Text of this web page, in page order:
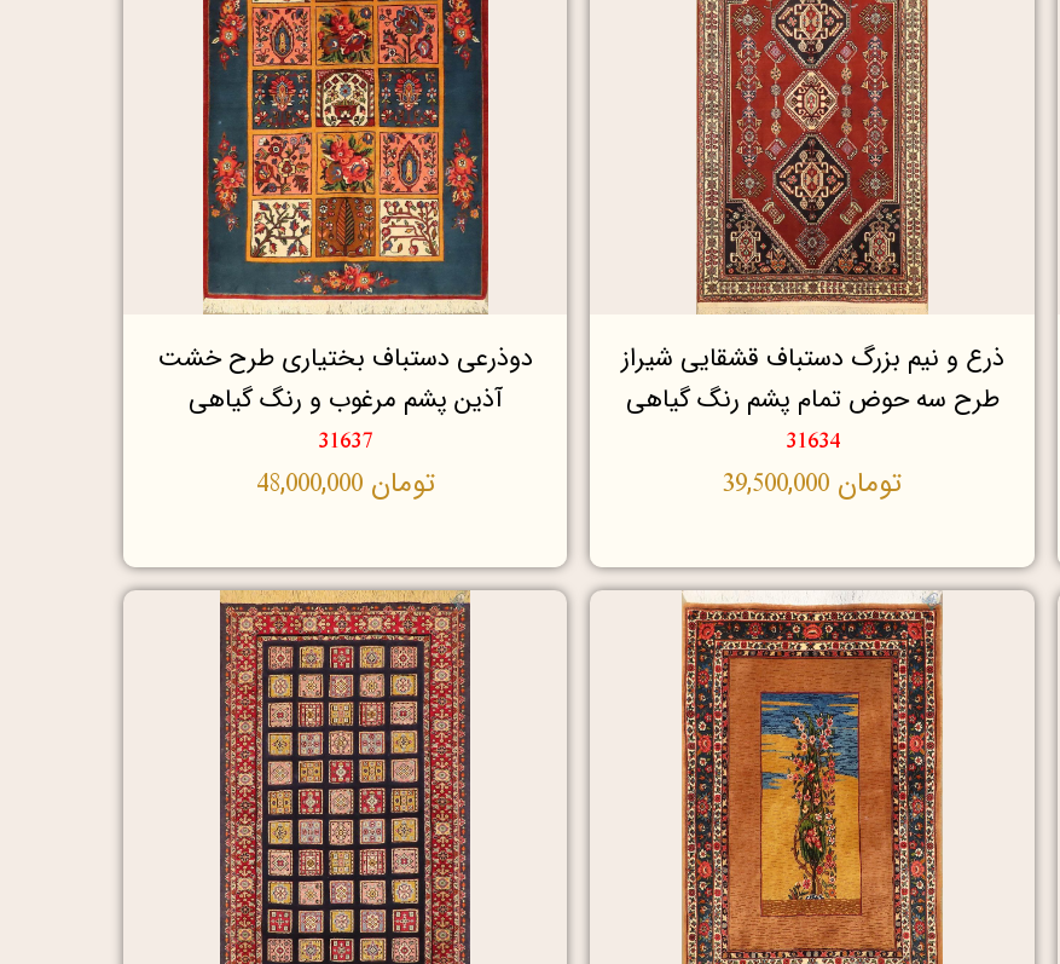
ذرع و نیم بزرگ دستباف قشقایی شیراز
طرح سه حوض تمام پشم رنگ گیاهی
31634
تومان
دوذرعی دستباف بختیاری طرح خشت
آذین پشم مرغوب و رنگ گیاهی
31637
تومان 48,000,000